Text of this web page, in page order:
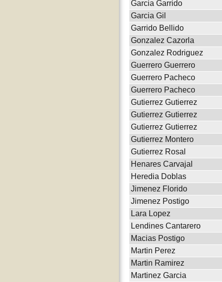
Garcia Garrido
Garcia Gil
Garrido Bellido
Gonzalez Cazorla
Gonzalez Rodriguez
Guerrero Guerrero
Guerrero Pacheco
Guerrero Pacheco
Gutierrez Gutierrez
Gutierrez Gutierrez
Gutierrez Gutierrez
Gutierrez Montero
Gutierrez Rosal
Henares Carvajal
Heredia Doblas
Jimenez Florido
Jimenez Postigo
Lara Lopez
Lendines Cantarero
Macias Postigo
Martin Perez
Martin Ramirez
Martinez Garcia